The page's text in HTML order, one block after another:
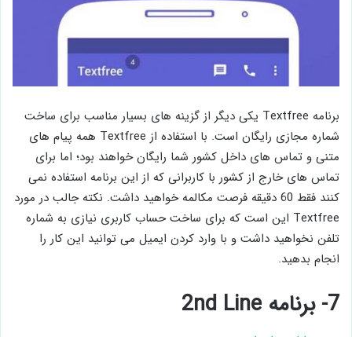
برنامه Textfree یکی دیگر از گزینه های بسیار مناسب برای ساخت
شماره مجازی رایگان است. با استفاده از Textfree همه پیام های
متنی و تماس های داخل کشور شما رایگان خواهند بود؛ اما برای
تماس های خارج از کشور با کاربرانی که از این برنامه استفاده نمی
کنند فقط 60 دقیقه فرصت مکالمه خواهید داشت. نکته جالب در مورد
Textfree این است که برای ساخت حساب کاربری نیازی به شماره
تلفن نخواهید داشت و با وارد کردن ایمیل می توانید این کار را
انجام بدهید.
7- برنامه 2nd Line